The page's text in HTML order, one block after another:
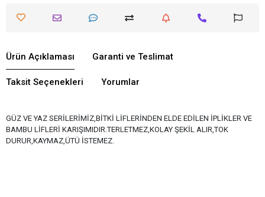
Ürün Açıklaması Garanti ve Teslimat
Taksit Seçenekleri Yorumlar
GÜZ VE YAZ SERİLERİMİZ,BİTKİ LİFLERİNDEN ELDE EDİLEN İPLİKLER VE
BAMBU LİFLERİ KARIŞIMIDIR.TERLETMEZ,KOLAY ŞEKİL ALIR,TOK
DURUR,KAYMAZ,ÜTÜ İSTEMEZ.